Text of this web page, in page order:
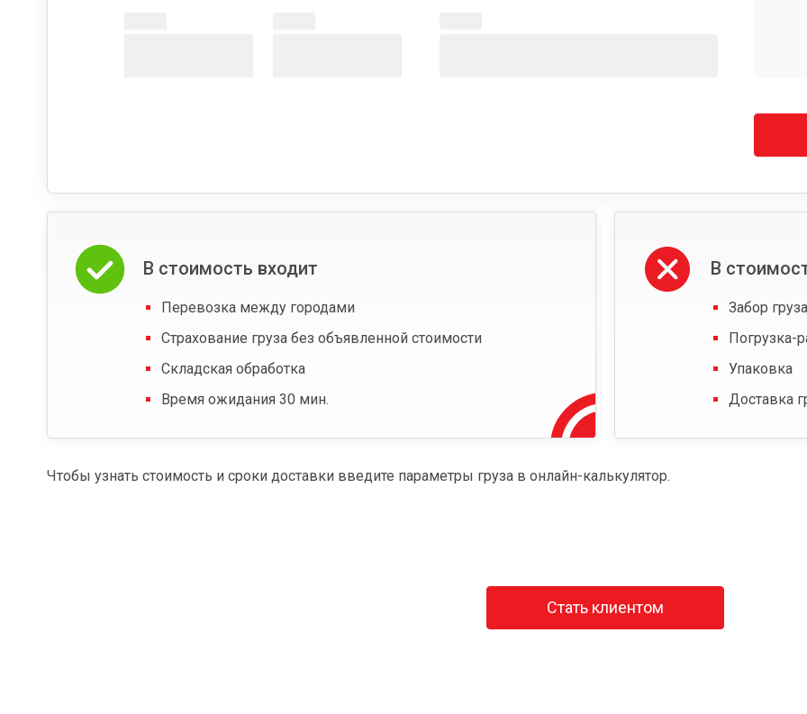
В стоимость входит
Перевозка между городами
Страхование груза без объявленной стоимости
Складская обработка
Время ожидания 30 мин.
В
Забор
Погрузка-
Упаковка
Доставка
Чтобы узнать стоимость и сроки доставки введите параметры груза в онлайн-калькулятор.
Стать клиентом